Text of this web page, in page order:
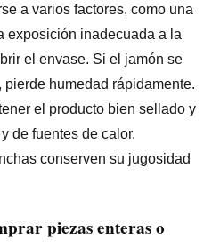
a varios factores, como una
exposición inadecuada a la
el envase. Si el jamón se
humedad rápidamente.
el producto bien sellado y
de fuentes de calor,
conserven su jugosidad
piezas enteras o